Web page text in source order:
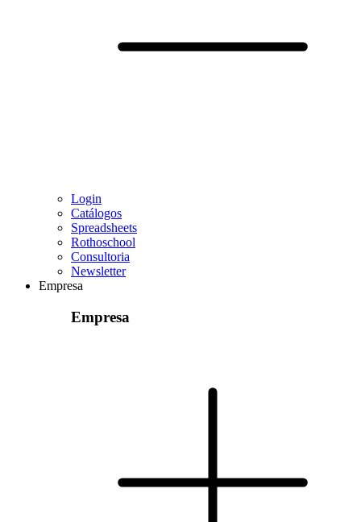
Login
Catálogos
Spreadsheets
Rothoschool
Consultoria
Newsletter
Empresa
Empresa